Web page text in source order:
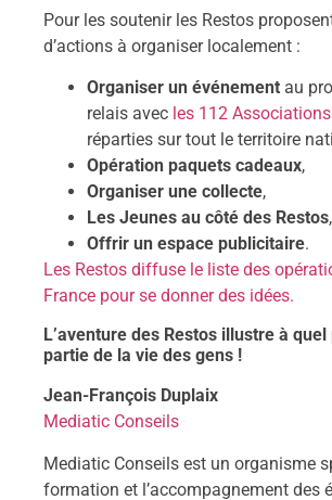
Pour les soutenir les Restos
d’actions à organiser localement :
Organiser un événement au
relais avec les 112
réparties sur tout le territoire
Opération paquets cadeaux,
Organiser une collecte,
Les Jeunes au côté des Restos,
Offrir un espace publicitaire.
Les Restos diffuse le liste des
France pour se donner des idées.
L’aventure des Restos illustre à
partie de la vie des gens !
Jean-François Duplaix
Mediatic Conseils
Mediatic Conseils est un organisme
formation et l’accompagnement des